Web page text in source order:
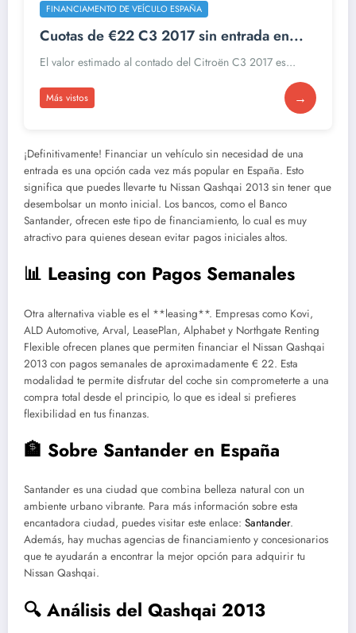
FINANCIAMENTO DE VEÍCULO ESPAÑA
Cuotas de €22 C3 2017 sin entrada en...
El valor estimado al contado del Citroën C3 2017 es...
Más vistos →
¡Definitivamente! Financiar un vehículo sin necesidad de una
entrada es una opción cada vez más popular en España. Esto
significa que puedes llevarte tu Nissan Qashqai 2013 sin tener que
desembolsar un monto inicial. Los bancos, como el Banco
Santander, ofrecen este tipo de financiamiento, lo cual es muy
atractivo para quienes desean evitar pagos iniciales altos.
📊 Leasing con Pagos Semanales
Otra alternativa viable es el **leasing**. Empresas como Kovi,
ALD Automotive, Arval, LeasePlan, Alphabet y Northgate Renting
Flexible ofrecen planes que permiten financiar el Nissan Qashqai
2013 con pagos semanales de aproximadamente € 22. Esta
modalidad te permite disfrutar del coche sin comprometerte a una
compra total desde el principio, lo que es ideal si prefieres
flexibilidad en tus finanzas.
🏦 Sobre Santander en España
Santander es una ciudad que combina belleza natural con un
ambiente urbano vibrante. Para más información sobre esta
encantadora ciudad, puedes visitar este enlace: Santander.
Además, hay muchas agencias de financiamiento y concesionarios
que te ayudarán a encontrar la mejor opción para adquirir tu
Nissan Qashqai.
🔍 Análisis del Qashqai 2013